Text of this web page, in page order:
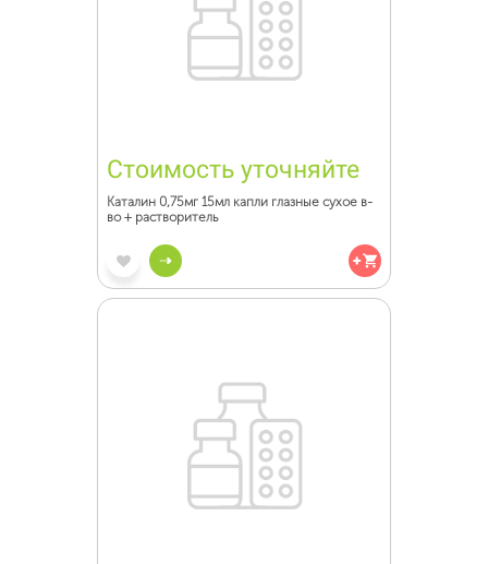
Стоимость уточняйте
Каталин 0,75мг 15мл капли глазные сухое в-
во + растворитель